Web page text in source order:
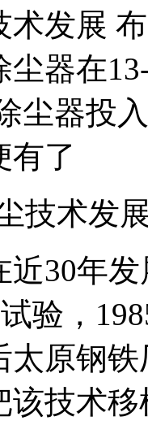
术发展
器在
尘器投
有了
技术发
30年
验，
太原钢
技术